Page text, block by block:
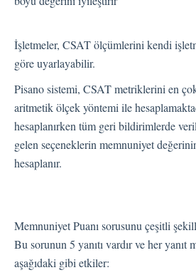
İş Akışları
Kişiler
Ayarlar
Geri Bildirimler
Etiket Grupları
Kullanıcı Bildirim Ayarları (E-posta,
İşletmeler, CSAT ölçümlerini kendi
göre uyarlayabilir.
Pisano sistemi, CSAT metriklerini en
aritmetik ölçek yöntemi ile
hesaplanırken tüm geri bildirimlerde
gelen seçeneklerin memnuniyet
hesaplanır.
Memnuniyet Puanı sorusunu çeşitli
Bu sorunun 5 yanıtı vardır ve her yanıt
aşağıdaki gibi etkiler: